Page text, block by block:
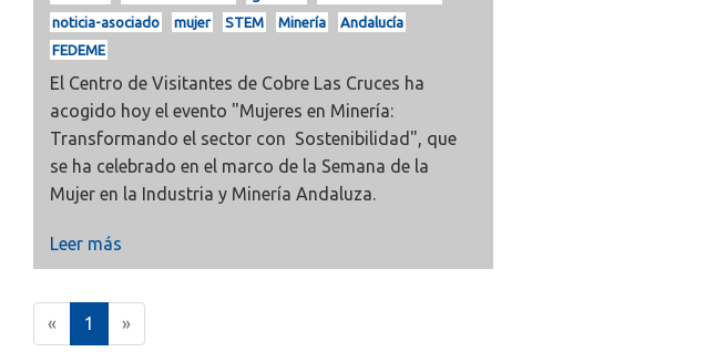
noticia-asociado
mujer STEM Minería
Andalucía
FEDEME
El Centro de Visitantes de Cobre Las Cruces ha
acogido hoy el evento "Mujeres en Minería:
Transformando el sector con Sostenibilidad", que
se ha celebrado en el marco de la Semana de la
Mujer en la Industria y Minería Andaluza.
Leer más
« 1
c
»